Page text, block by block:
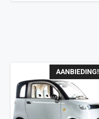
AANBIEDING!